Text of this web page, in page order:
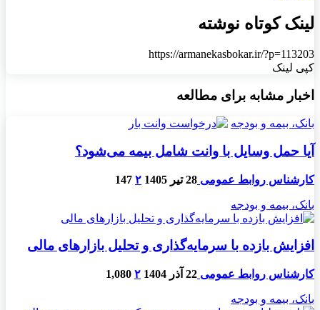
لینک کوتاه نوشته
https://armanekasbokar.ir/?p=113203
کپی لینک
اخبار مشابه برای مطالعه
بانک، بیمه و بودجه
آیا حمل وسایل با وانت شامل بیمه می‌شود؟
کارشناس روابط عمومی 28 تیر 1405 ۲ 147
بانک، بیمه و بودجه
افزایش بازده با سرمایه‌گذاری و تحلیل بازارهای مالی
کارشناس روابط عمومی 22 آذر 1404 ۲ 1,080
بانک، بیمه و بودجه